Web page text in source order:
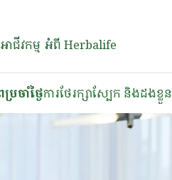
ជីវកម្ម អំពី Herbalife
រចាំថ្ងៃ​​ការថែរក្សាស្បែក និងដងខ្លួន